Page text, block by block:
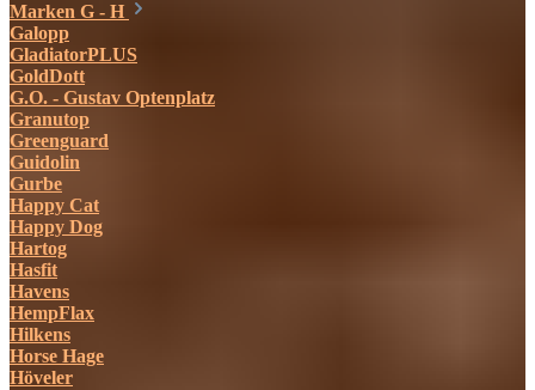
Marken G - H
Galopp
GladiatorPLUS
GoldDott
G.O. - Gustav Optenplatz
Granutop
Greenguard
Guidolin
Gurbe
Happy Cat
Happy Dog
Hartog
Hasfit
Havens
HempFlax
Hilkens
Horse Hage
Höveler